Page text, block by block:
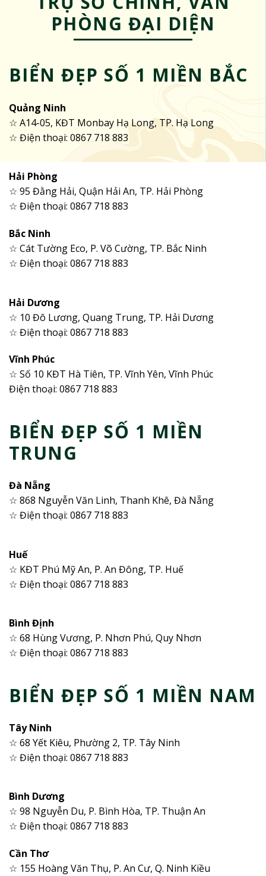
PHÒNG ĐẠI DIỆN
BIỂN ĐẸP SỐ 1 MIỀN BẮC
Quảng Ninh
☆ A14-05, KĐT Monbay Hạ Long, TP. Hạ Long
☆ Điện thoại: 0867 718 883
Hải Phòng
☆ 95 Đằng Hải, Quận Hải An, TP. Hải Phòng
☆ Điện thoại: 0867 718 883
Bắc Ninh
☆ Cát Tường Eco, P. Võ Cường, TP. Bắc Ninh
☆ Điện thoại: 0867 718 883
Hải Dương
☆ 10 Đô Lương, Quang Trung, TP. Hải Dương
☆ Điện thoại: 0867 718 883
Vĩnh Phúc
☆ Số 10 KĐT Hà Tiên, TP. Vĩnh Yên, Vĩnh Phúc
Điện thoại: 0867 718 883
BIỂN ĐẸP SỐ 1 MIỀN
TRUNG
Đà Nẵng
☆ 868 Nguyễn Văn Linh, Thanh Khê, Đà Nẵng
☆ Điện thoại: 0867 718 883
Huế
☆ KĐT Phú Mỹ An, P. An Đông, TP. Huế
☆ Điện thoại: 0867 718 883
Bình Định
☆ 68 Hùng Vương, P. Nhơn Phú, Quy Nhơn
☆ Điện thoại: 0867 718 883
BIỂN ĐẸP SỐ 1 MIỀN NAM
Tây Ninh
☆ 68 Yết Kiêu, Phường 2, TP. Tây Ninh
☆ Điện thoại: 0867 718 883
Bình Dương
☆ 98 Nguyễn Du, P. Bình Hòa, TP. Thuận An
☆ Điện thoại: 0867 718 883
Cần Thơ
☆ 155 Hoàng Văn Thụ, P. An Cư, Q. Ninh Kiều